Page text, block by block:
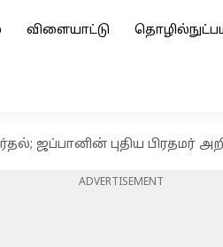
விளையாட்டு
ஜப்பானின் புதிய பிரதமர்
ADVERTISEMENT